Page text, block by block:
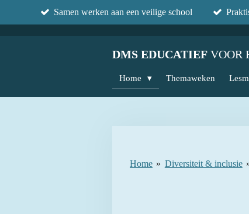
direct
Samen werken aan een veilige school
DMS EDUCATIEF VOOR
Home Themaweken
Home » Diversiteit & inclusie